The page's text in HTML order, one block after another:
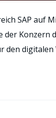
SAP auf
Konzern
digitalen